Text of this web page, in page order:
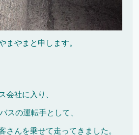
まやまと申します。
会社に入り、
スの運転手として、
さんを乗せて走ってきました。